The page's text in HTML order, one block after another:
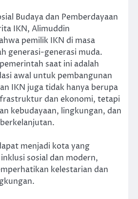
Budaya dan Pemberdayaan
IKN, Alimuddin
pemilik IKN di masa
generasi-generasi muda.
saat ini adalah
awal untuk pembangunan
IKN juga tidak hanya berupa
dan ekonomi, tetapi
kebudayaan, lingkungan, dan
menjadi kota yang
sosial dan modern,
kelestarian dan